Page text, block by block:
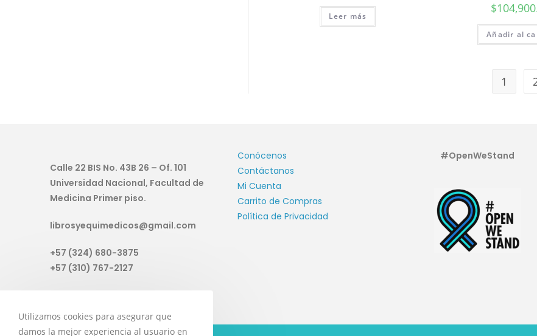
Leer más
$
Añadir al
1
Calle 22 BIS No. 43B 26 – Of. 101
Universidad Nacional, Facultad de
Medicina Primer piso.
librosyequimedicos@gmail.com
+57 (324) 680-3875
+57 (310) 767-2127
Conócenos
Contáctanos
Mi Cuenta
Carrito de Compras
Política de Privacidad
#OpenWeStand
Utilizamos cookies para asegurar que
damos la mejor experiencia al usuario en